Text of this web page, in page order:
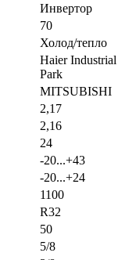
Инвертор
70
Холод/тепло
Haier Industrial
Park
MITSUBISHI
2,17
2,16
24
-20...+43
-20...+24
1100
R32
50
5/8